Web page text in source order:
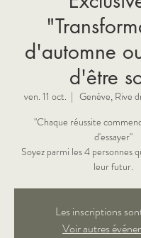
d'automne
d'être
ven. 11 oct.
  |
Genève, Rive
"Chaque réussite
d'essayer"
Soyez parmi les 4 personnes
leur futur.
Les inscriptions
Voir autres